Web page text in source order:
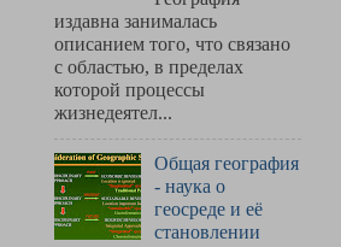
издавна занималась
описанием того, что связано
с областью, в пределах
которой процессы
жизнедеятел...
Общая география
- наука о
геосреде и её
становлении